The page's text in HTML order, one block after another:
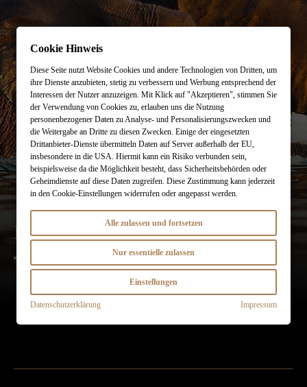
Lassen Sie sich ein
Planung starten
info@designreisen.de
Besuchen Sie unsim Travel Store
Theresienstraße 1
80333 München
Mo. - Fr. 09:00 - 18:00 Uhr
Online-Magazin
Newsletter
Städtereisen
Merkzettel (0)
Kontakt
MALAWI
Cookie Hinweis
Diese Seite nutzt Website Cookies und andere Technologien von Dritten, um
ihre Dienste anzubieten, stetig zu verbessern und Werbung entsprechend der
Interessen der Nutzer anzuzeigen. Mit Klick auf "Akzeptieren", stimmen Sie
der Verwendung von Cookies zu, erlauben uns die Nutzung
personenbezogener Daten zu Analyse- und Personalisierungszwecken und
die Weitergabe an Dritte zu diesen Zwecken. Einige der eingesetzten
Drittanbieter-Dienste übermitteln Daten auf Server außerhalb der EU,
insbesondere in die USA. Hiermit kann ein Risiko verbunden sein,
beispielsweise da die Möglichkeit besteht, dass Sicherheitsbehörden oder
Geheimdienste auf diese Daten zugreifen. Diese Zustimmung kann jederzeit
in den Cookie-Einstellungen widerrufen oder angepasst werden.
Alle zulassen und fortsetzen
Nur essentielle zulassen
Einstellungen
Datenschutzerklärung Impressum